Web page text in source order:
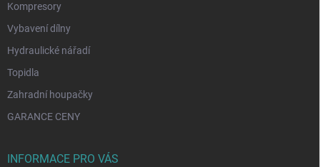
Kompresory
Vybavení dílny
Hydraulické nářadí
Topidla
Zahradní houpačky
GARANCE CENY
INFORMACE PRO VÁS